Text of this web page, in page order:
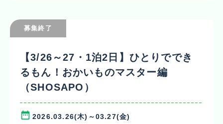
募集終了
【3/26～27・1泊2日】ひとりででき
るもん！おかいものマスター編
（SHOSAPO）
2026.03.26(木)～03.27(金)